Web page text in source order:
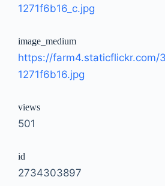
1271f6b16_c.jpg
image_medium
https://farm4.staticflickr.com/
1271f6b16.jpg
views
501
id
2734303897